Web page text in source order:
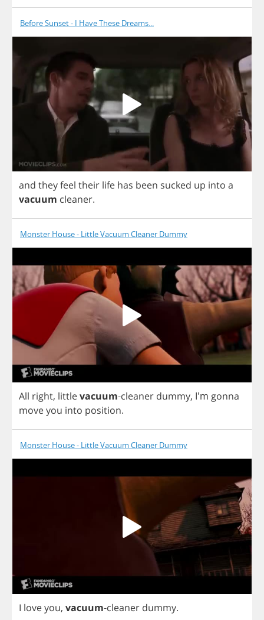
Before Sunset - I Have These Dreams...
and theyfeel their life has been sucked up into a
vacuum cleaner.
Monster House - Little Vacuum Cleaner Dummy
All right, littlevacuum-cleaner dummy, I'm gonna
moveyou into position.
Monster House - Little Vacuum Cleaner Dummy
I loveyou, vacuum-cleaner dummy.